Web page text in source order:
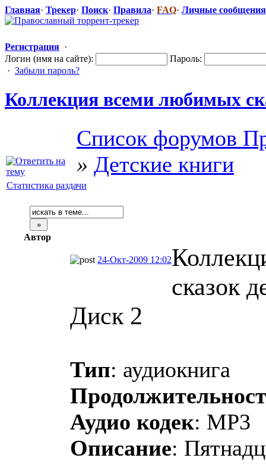
Главная· Трекер· Поиск· Правила· FAQ· Личные сообщения
Регистрация ·
Логин (имя на сайте):
Пароль:
· Забыли пароль?
Коллекция всеми любимых
Список форумов
» Детские книги
Статистика раздачи
Автор
24-Окт-2009 12:02
сказок
Диск 2
Тип: аудиокнига
Аудио кодек: MP3
Описание: